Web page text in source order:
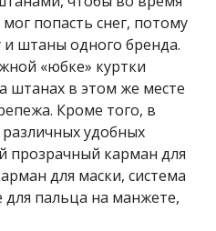
попасть снег, потому
и штаны одного бренда.
«юбке» куртки
штанах в этом же месте
Кроме того, в
удобных
прозрачный карман для
для маски, система
для пальца на манжете,